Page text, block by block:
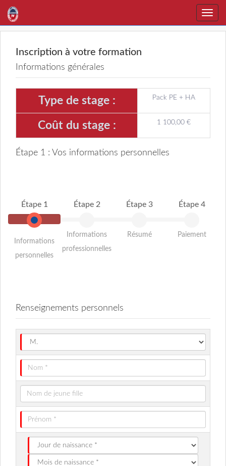
Toggle
Inscription à votre formation
Informations générales
Type de stage : Pack PE + HA
Coût du stage : 1 100,00 €
Étape 1 : Vos informations personnelles
Étape 1
Informations
personnelles
Étape 2
Informations
professionnelles
Étape 3
Résumé
Étape 4
Paiement
Renseignements personnels